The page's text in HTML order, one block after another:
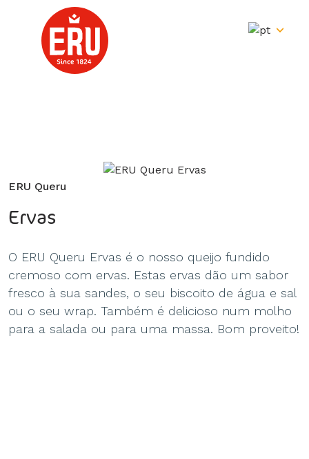
ERU Queru
Ervas
O ERU Queru Ervas é o nosso queijo fundido
cremoso com ervas. Estas ervas dão um sabor
fresco à sua sandes, o seu biscoito de água e sal
ou o seu wrap. Também é delicioso num molho
para a salada ou para uma massa. Bom proveito!